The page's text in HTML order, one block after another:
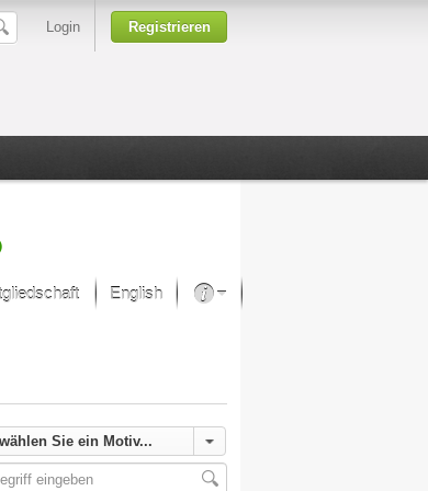
Login Registrieren
Samsung
English
Kunsthäuser
Sie ein Motiv...